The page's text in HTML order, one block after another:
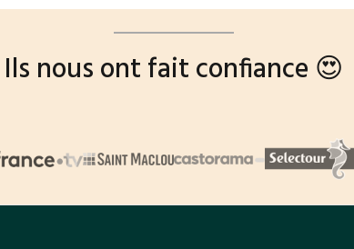
Ils nous ont fait confiance 😍